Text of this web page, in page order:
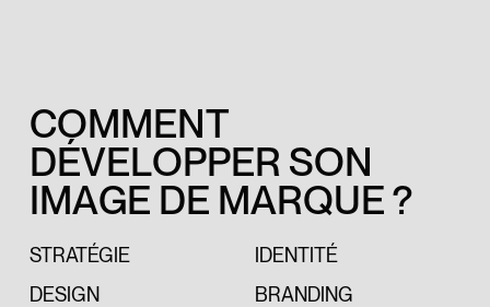
COMMENT
DÉVELOPPER SON
IMAGE DE MARQUE?
STRATÉGIE
IDENTITÉ
DESIGN
BRANDING